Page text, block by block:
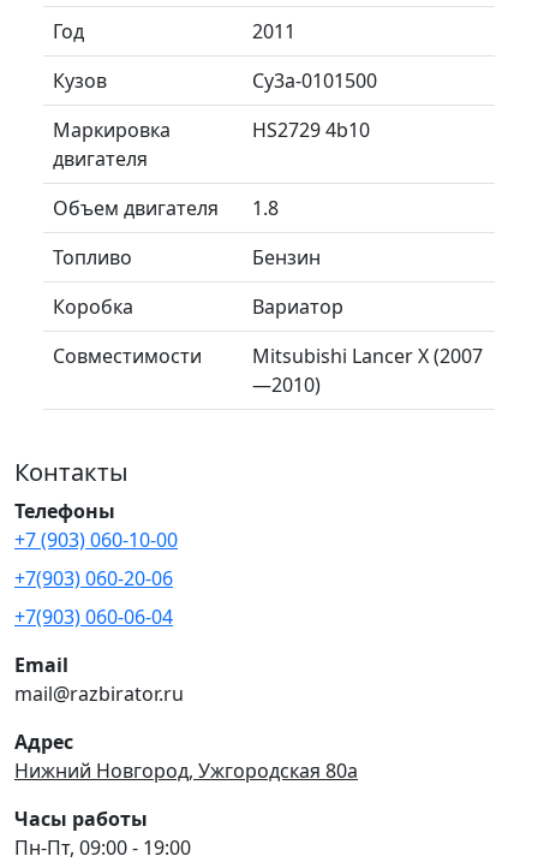
Год
2011
Кузов
Cy3a-0101500
Маркировка
двигателя
HS2729 4b10
Объем двигателя
1.8
Топливо
Бензин
Коробка
Вариатор
Совместимости
Mitsubishi Lancer X (2007
—2010)
Контакты
Телефоны
+7 (903) 060-10-00
+7(903) 060-20-06
+7(903) 060-06-04
Email
mail@razbirator.ru
Адрес
Нижний Новгород, Ужгородская 80а
Часы работы
Пн-Пт, 09:00 - 19:00